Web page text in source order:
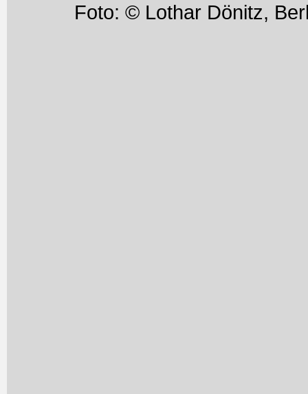
Foto: © Lothar Dönitz,